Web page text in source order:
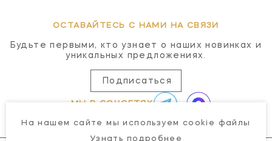
ОСТАВАЙТЕСЬ С НАМИ НА СВЯЗИ
Будьте первыми, кто узнает о наших новинках и
уникальных предложениях.
Подписаться
МЫ В СОЦСЕТЯХ
На нашем сайте мы используем cookie файлы
Узнать подробнее